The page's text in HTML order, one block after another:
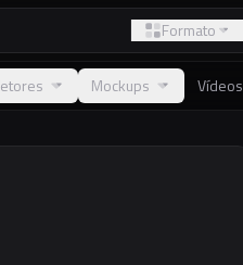
Formato
Mockups Vídeos